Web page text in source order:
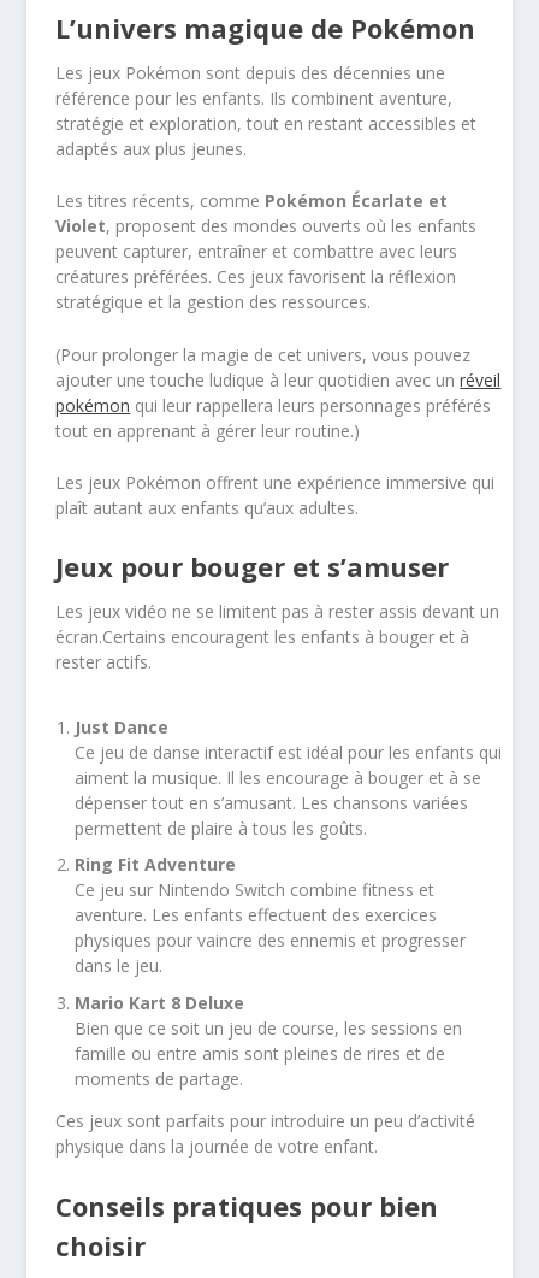
L’univers magique de Pokémon
Les jeux Pokémon sont depuis des décennies une
référence pour les enfants. Ils combinent aventure,
stratégie et exploration, tout en restant accessibles et
adaptés aux plus jeunes.
Les titres récents, comme Pokémon Écarlate et
Violet, proposent des mondes ouverts où les enfants
peuvent capturer, entraîner et combattre avec leurs
créatures préférées. Ces jeux favorisent la réflexion
stratégique et la gestion des ressources.
(Pour prolonger la magie de cet univers, vous pouvez
ajouter une touche ludique à leur quotidien avec unréveil
pokémon qui leur rappellera leurs personnages préférés
tout en apprenant à gérer leur routine.)
Les jeux Pokémon offrent une expérience immersive qui
plaît autant aux enfants qu’aux adultes.
Jeux pour bouger et s’amuser
Les jeux vidéo ne se limitent pas à rester assis devant un
écran.Certains encouragent les enfants à bouger et à
rester actifs.
Just Dance
Ce jeu de danse interactif est idéal pour les enfants qui
aiment la musique. Il les encourage à bouger et à se
dépenser tout en s’amusant. Les chansons variées
permettent de plaire à tous les goûts.
Ring Fit Adventure
Ce jeu sur Nintendo Switch combine fitness et
aventure. Les enfants effectuent des exercices
physiques pour vaincre des ennemis et progresser
dans le jeu.
Mario Kart 8 Deluxe
Bien que ce soit un jeu de course, les sessions en
famille ou entre amis sont pleines de rires et de
moments de partage.
Ces jeux sont parfaits pour introduire un peu d’activité
physique dans la journée de votre enfant.
Conseils pratiques pour bien
choisir